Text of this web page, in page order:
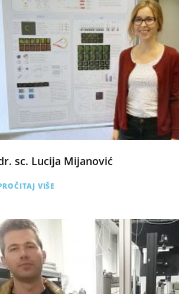
sc. Lucija Mijanović
VIŠE